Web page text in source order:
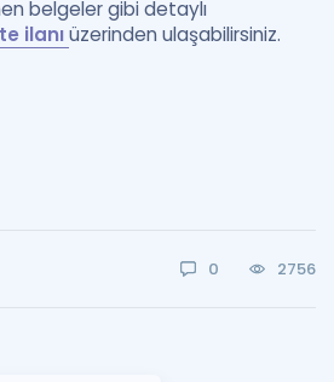
belgeler gibi detaylı
ilanıüzerinden ulaşabilirsiniz.
0 2756